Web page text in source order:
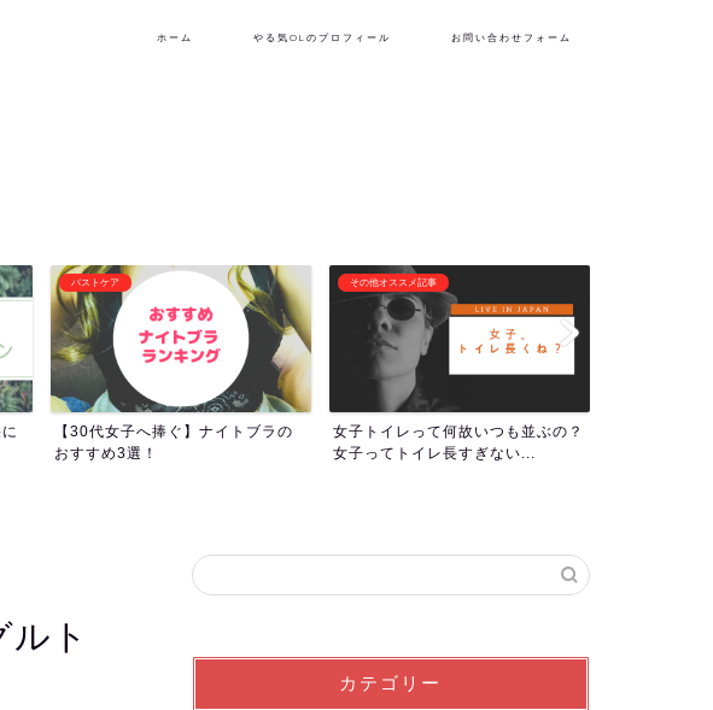
ホーム やる気OLのプロフィール お問い合わせフォーム
その他オススメ記事
女子トイレって何故いつも並ぶの？
女子ってトイレ長すぎない...
フリーランス生活
『理想の自分を貫くために生き
る！』やる気OLのプロフィー...
ト
カテゴリー